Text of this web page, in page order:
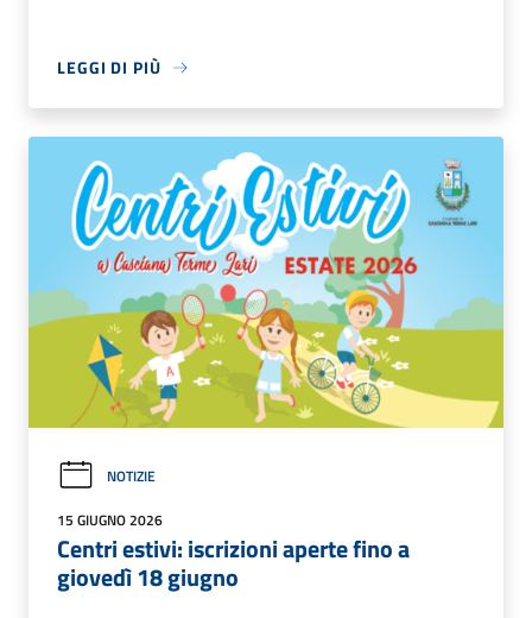
LEGGI DI PIÙ
NOTIZIE
15 GIUGNO 2026
Centri estivi: iscrizioni aperte fino a
giovedì 18 giugno